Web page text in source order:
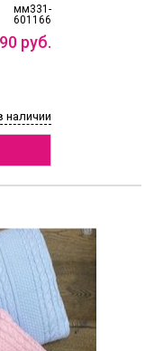
мм331-
601166
руб.
наличии